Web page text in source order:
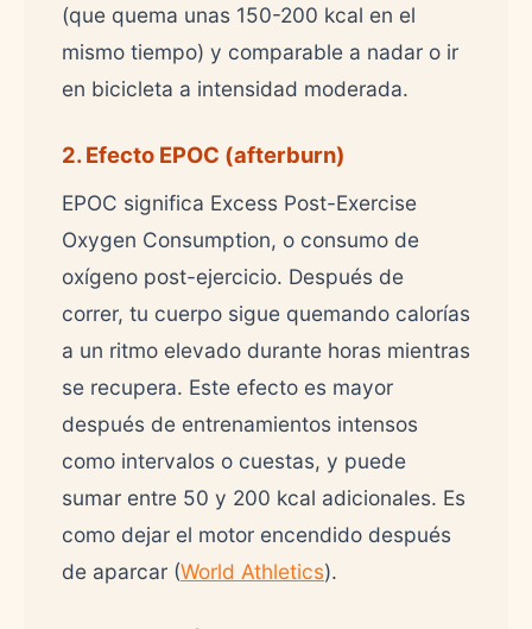
(que quema unas 150-200 kcal en el
mismo tiempo) y comparable a nadar o ir
en bicicleta a intensidad moderada.
2. Efecto EPOC (afterburn)
EPOC significa Excess Post-Exercise
Oxygen Consumption, o consumo de
oxígeno post-ejercicio. Después de
correr, tu cuerpo sigue quemando calorías
a un ritmo elevado durante horas mientras
se recupera. Este efecto es mayor
después de entrenamientos intensos
como intervalos o cuestas, y puede
sumar entre 50 y 200 kcal adicionales. Es
como dejar el motor encendido después
de aparcar (World Athletics).